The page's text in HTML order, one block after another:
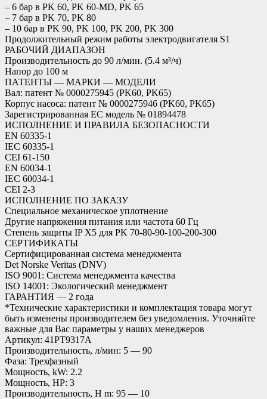
– 6 бар в PK 60, PK 60-MD, PK 65
– 7 бар в PK 70, PK 80
– 10 бар в PK 90, PK 100, PK 200, PK 300
Продолжительный режим работы электродвигателя S1
РАБОЧИЙ ДИАПАЗОН
Производительность до 90 л/мин. (5.4 м³/ч)
Напор до 100 м
ПАТЕНТЫ — МАРКИ — МОДЕЛИ
Вал: патент № 0000275945 (PK60, PK65)
Корпус насоса: патент № 0000275946 (PK60, PK65)
Зарегистрированная ЕС модель № 01894478
ИСПОЛНЕНИЕ И ПРАВИЛА БЕЗОПАСНОСТИ
EN 60335-1
IEC 60335-1
CEI 61-150
EN 60034-1
IEC 60034-1
CEI 2-3
ИСПОЛНЕНИЕ ПО ЗАКАЗУ
Специальное механическое уплотнение
Другие напряжения питания или частота 60 Гц
Степень защиты IP X5 для PK 70-80-90-100-200-300
СЕРТИФИКАТЫ
Сертифицированная система менеджмента
Det Norske Veritas (DNV)
ISO 9001: Система менеджмента качества
ISO 14001: Экологический менеджмент
ГАРАНТИЯ — 2 года
*Технические характеристики и комплектация товара могут
быть изменены производителем без уведомления. Уточняйте
важные для Вас параметры у наших менеджеров
Артикул: 41PT9317A
Производительность, л/мин: 5 — 90
Фаза: Трехфазный
Мощность, kW: 2.2
Мощность, HP: 3
Производительность, H m: 95 — 10